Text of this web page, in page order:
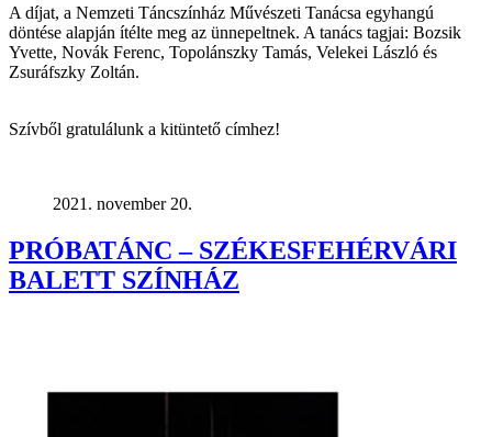
A díjat, a Nemzeti Táncszínház Művészeti Tanácsa egyhangú
döntése alapján ítélte meg az ünnepeltnek. A tanács tagjai: Bozsik
Yvette, Novák Ferenc, Topolánszky Tamás, Velekei László és
Zsuráfszky Zoltán.
Szívből gratulálunk a kitüntető címhez!
2021. november 20.
PRÓBATÁNC – SZÉKESFEHÉRVÁRI
BALETT SZÍNHÁZ